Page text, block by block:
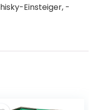
Einsteiger, -